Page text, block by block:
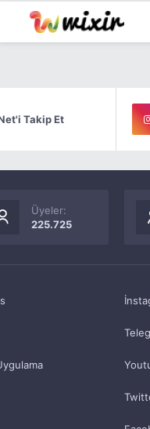
Takip Et
Üyeler:
225.725